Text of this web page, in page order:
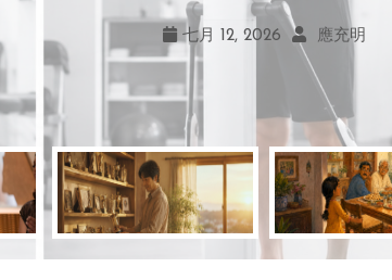
七月 19, 2026 菲利浦．科特勒
七月 17, 2026 亞瑟．布魯克斯
七月 22, 2026 不正田心
七月 12, 2026 應充明